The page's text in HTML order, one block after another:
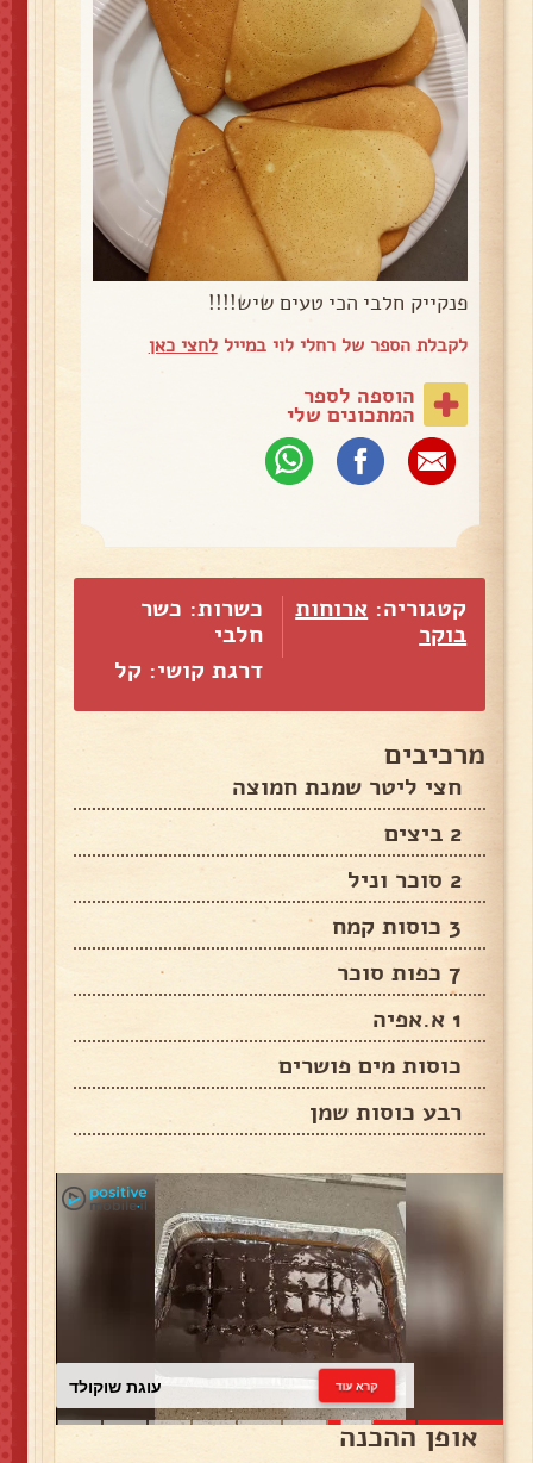
פנקייק חלבי הכי טעים שיש!!!!
לקבלת הספר של רחלי לוי במייללחצי כאן
הוספה לספר
המתכונים שלי
קטגוריה: ארוחות
בוקר
כשרות: כשר
חלבי
דרגת קושי: קל
מרכיבים
חצי ליטר שמנת חמוצה
2 ביצים
2 סוכר וניל
3 כוסות קמח
7 כפות סוכר
1 א.אפיה
כוסות מים פושרים
רבע כוסות שמן
עוגת שוקולד קרא עוד
אופן ההכנה